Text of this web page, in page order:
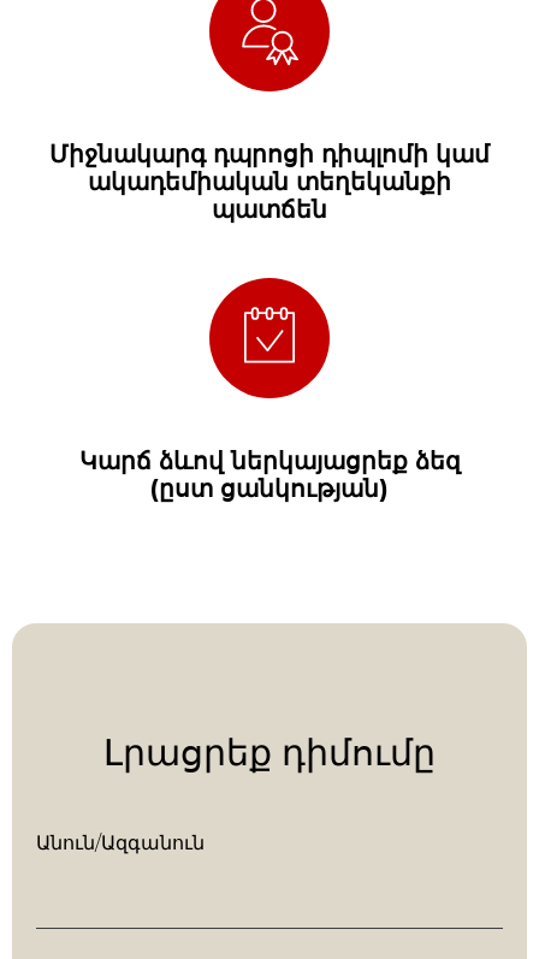
Միջնակարգ դպրոցի դիպլոմի կամ
ակադեմիական տեղեկանքի
պատճեն
Կարճ ձևով ներկայացրեք ձեզ
(ըստ ցանկության)
Լրացրեք դիմումը
Անուն/Ազգանուն